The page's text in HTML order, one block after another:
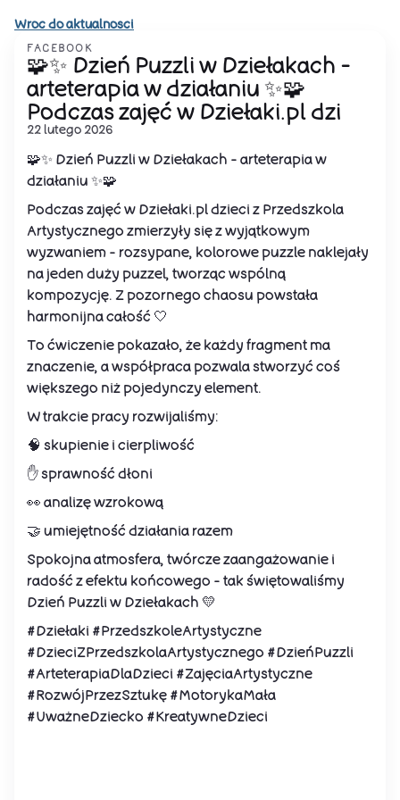
Wroc do aktualnosci
FACEBOOK
🧩✨ Dzień Puzzli w Dziełakach –
arteterapia w działaniu ✨🧩
Podczas zajęć w Dziełaki.pl dzi
22 lutego 2026
🧩✨ Dzień Puzzli w Dziełakach – arteterapia w
działaniu ✨🧩
Podczas zajęć w Dziełaki.pl dzieci z Przedszkola
Artystycznego zmierzyły się z wyjątkowym
wyzwaniem – rozsypane, kolorowe puzzle naklejały
na jeden duży puzzel, tworząc wspólną
kompozycję. Z pozornego chaosu powstała
harmonijna całość 🤍
To ćwiczenie pokazało, że każdy fragment ma
znaczenie, a współpraca pozwala stworzyć coś
większego niż pojedynczy element.
W trakcie pracy rozwijaliśmy:
🧠 skupienie i cierpliwość
✋ sprawność dłoni
👀 analizę wzrokową
🤝 umiejętność działania razem
Spokojna atmosfera, twórcze zaangażowanie i
radość z efektu końcowego – tak świętowaliśmy
Dzień Puzzli w Dziełakach 💛
#Dziełaki #PrzedszkoleArtystyczne
#DzieciZPrzedszkolaArtystycznego #DzieńPuzzli
#ArteterapiaDlaDzieci #ZajęciaArtystyczne
#RozwójPrzezSztukę #MotorykaMała
#UważneDziecko #KreatywneDzieci